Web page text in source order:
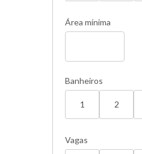
Área mínima
Banheiros
1 2
Vagas